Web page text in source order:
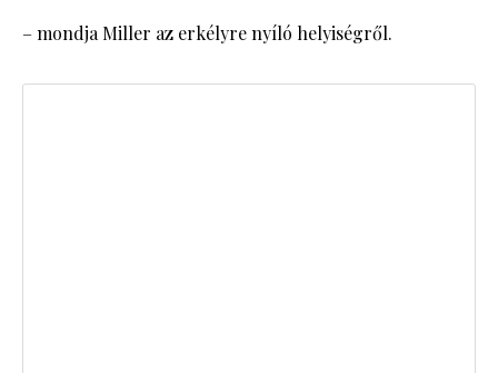
– mondja Miller az erkélyre nyíló helyiségről.